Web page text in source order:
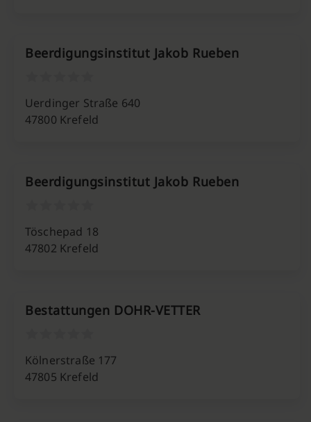
Beerdigungsinstitut Jakob Rueben
Uerdinger Straße 640
47800 Krefeld
Beerdigungsinstitut Jakob Rueben
Töschepad 18
47802 Krefeld
Bestattungen DOHR-VETTER
Kölnerstraße 177
47805 Krefeld